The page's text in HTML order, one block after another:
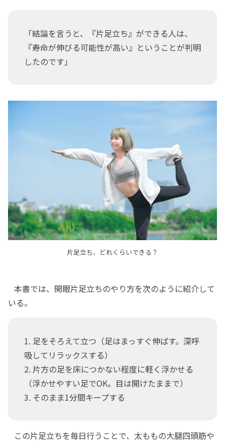
「結論を言うと、『片足立ち』ができる人は、
『寿命が伸びる可能性が高い』ということが判明
したのです」
片足立ち、どれくらいできる？
本書では、開眼片足立ちのやり方を次のように紹介して
いる。
1. 足をそろえて立つ（足はまっすぐ伸ばす。深呼
吸してリラックスする）
2. 片方の足を床につかない程度に軽く浮かせる
（浮かせやすい足でOK。目は開けたままで）
3. そのまま1分間キープする
この片足立ちを毎日行うことで、太ももの大腿四頭筋や